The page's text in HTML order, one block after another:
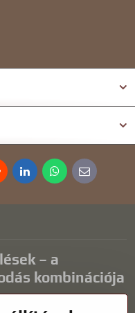
LinkedInWhatsApp
E-
mail
– a
kombinációja